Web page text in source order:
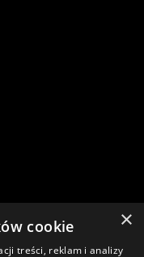
×
cookie
treści, reklam i analizy